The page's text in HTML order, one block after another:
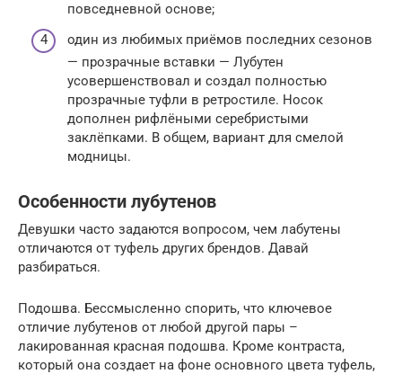
повседневной основе;
один из любимых приёмов последних сезонов
— прозрачные вставки — Лубутен
усовершенствовал и создал полностью
прозрачные туфли в ретростиле. Носок
дополнен рифлёными серебристыми
заклёпками. В общем, вариант для смелой
модницы.
Особенности лубутенов
Девушки часто задаются вопросом, чем лабутены
отличаются от туфель других брендов. Давай
разбираться.
Подошва. Бессмысленно спорить, что ключевое
отличие лубутенов от любой другой пары –
лакированная красная подошва. Кроме контраста,
который она создает на фоне основного цвета туфель,